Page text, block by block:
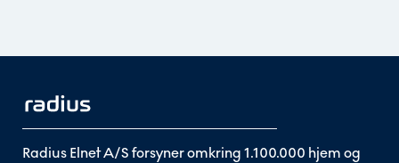
Radius Elnet A/S forsyner omkring 1.100.000 hjem og